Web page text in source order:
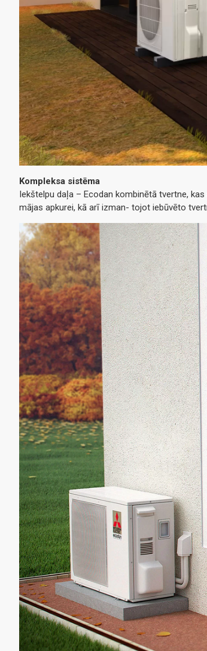
Kompleksa sistēma
Iekštelpu daļa – Ecodan kombinētā tvertne,
mājas apkurei, kā arī izman- tojot iebūvēto